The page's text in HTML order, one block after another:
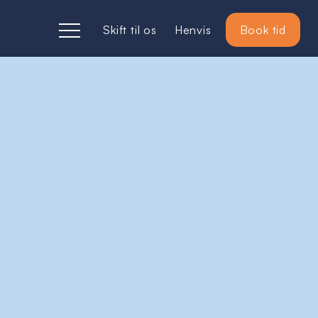
Skift til os Henvis Book tid